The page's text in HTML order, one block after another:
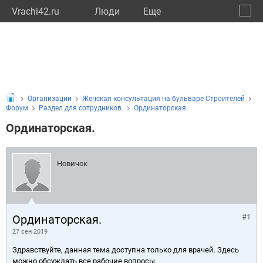
Vrachi42.ru Люди Eще
Организации
Женская консультация на бульваре Строителей
Форум
Раздел для сотрудников. Ординаторская.
Ординаторская.
Новичок
Ординаторская.
27 сен 2019
#1
Здравствуйте, данная тема доступна только для врачей. Здесь
можно обсуждать все рабочие вопросы.